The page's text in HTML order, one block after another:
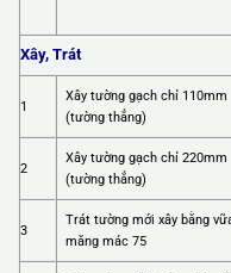
Xây, Trát
1
Xây tường gạch chỉ 110mm
(tường thẳng)
2
Xây tường gạch chỉ 220mm
(tường thẳng)
3
Trát tường mới xây bằng
măng mác 75